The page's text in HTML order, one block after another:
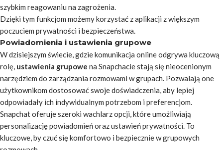
szybkim reagowaniu na zagrożenia.
Dzięki tym funkcjom możemy korzystać z aplikacji z większym
poczuciem prywatności i bezpieczeństwa.
Powiadomienia i ustawienia grupowe
W dzisiejszym świecie, gdzie komunikacja online odgrywa kluczową
rolę, ustawienia grupowe na Snapchacie stają się nieocenionym
narzędziem do zarządzania rozmowami w grupach. Pozwalają one
użytkownikom dostosować swoje doświadczenia, aby lepiej
odpowiadały ich indywidualnym potrzebom i preferencjom.
Snapchat oferuje szeroki wachlarz opcji, które umożliwiają
personalizację powiadomień oraz ustawień prywatności. To
kluczowe, by czuć się komfortowo i bezpiecznie w grupowych